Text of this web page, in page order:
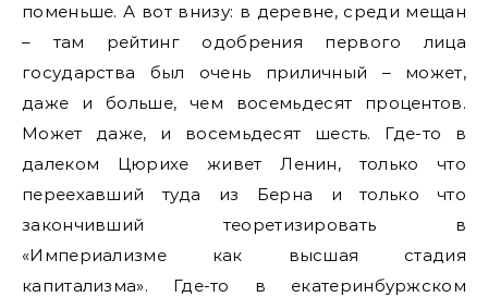
поменьше. А вот внизу: в деревне, среди мещан
– там рейтинг одобрения первого лица
государства был очень приличный – может,
даже и больше, чем восемьдесят процентов.
Может даже, и восемьдесят шесть. Где-то в
далеком Цюрихе живет Ленин, только что
переехавший туда из Берна и только что
закончивший теоретизировать в
«Империализме как высшая стадия
капитализма». Где-то в екатеринбуржском